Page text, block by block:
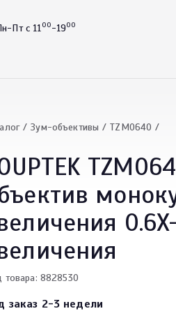
Пт с 1100-1900
Зум-объективы TZM0640
товара: 8828530
заказ 2-3 недели